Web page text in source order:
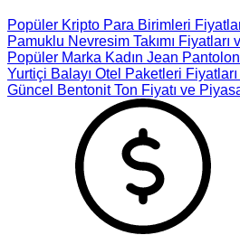
Popüler Kripto Para Birimleri
Pamuklu Nevresim Takımı
Popüler Marka Kadın Jean
Yurtiçi Balayı Otel Paketleri
Güncel Bentonit Ton Fiyatı ve